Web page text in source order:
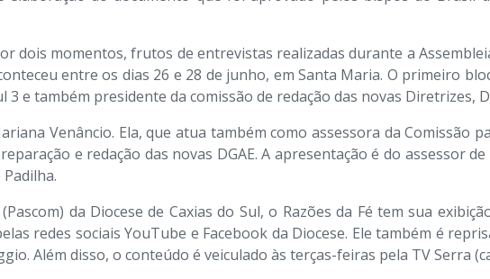
dois momentos, frutos de entrevistas realizadas durante a
entre os dias 26 e 28 de junho, em Santa Maria. O primeiro
3 e também presidente da comissão de redação das novas Diretrizes,
Venâncio. Ela, que atua também como assessora da Comissão
e redação das novas DGAE. A apresentação é do assessor de
da Diocese de Caxias do Sul, o Razões da Fé tem sua
redes sociais YouTube e Facebook da Diocese. Ele também é
Além disso, o conteúdo é veiculado às terças-feiras pela TV Serra